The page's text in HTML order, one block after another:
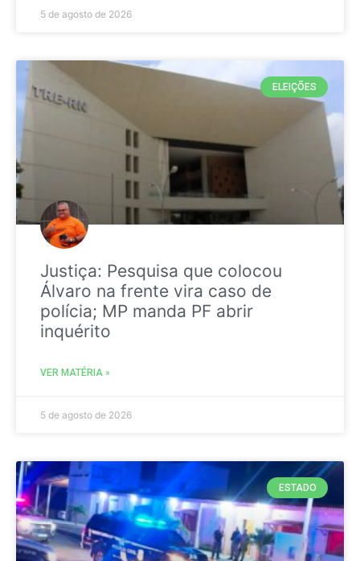
5 de agosto de 2026
ELEIÇÕES
Justiça: Pesquisa que colocou
Álvaro na frente vira caso de
polícia; MP manda PF abrir
inquérito
VER MATÉRIA »
5 de agosto de 2026
ESTADO